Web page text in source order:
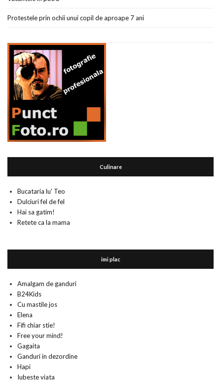
Protestele prin ochii unui copil de aproape 7 ani
Culinare
Bucataria lu' Teo
Dulciuri fel de fel
Hai sa gatim!
Retete ca la mama
imi plac
Amalgam de ganduri
B24Kids
Cu mastile jos
Elena
Fifi chiar stie!
Free your mind!
Gagaita
Ganduri in dezordine
Hapi
Iubeste viata